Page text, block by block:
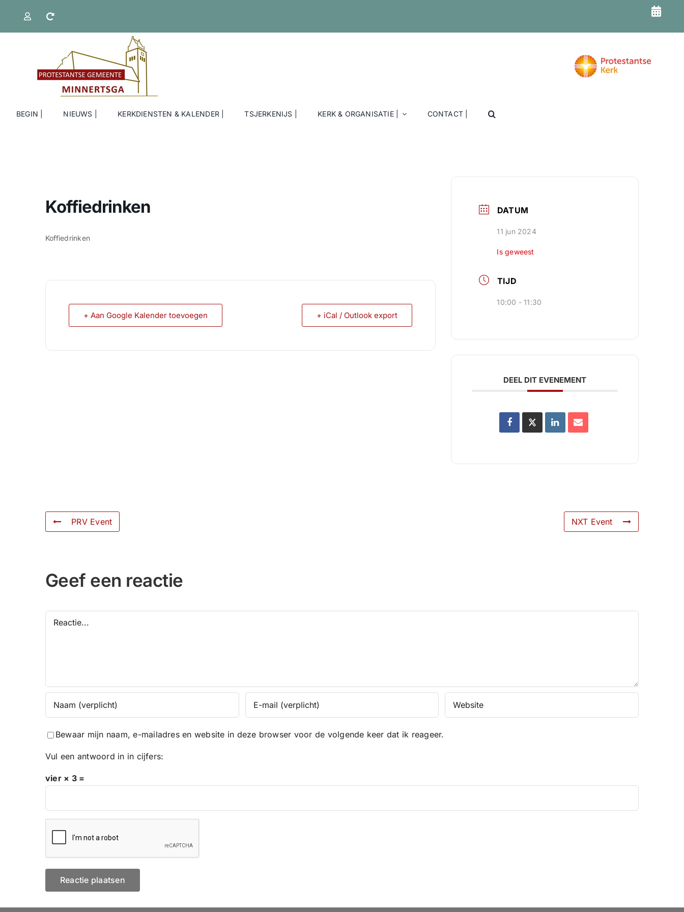
inhoud
BEGIN | NIEUWS | KERKDIENSTEN & KALENDER | TSJERKENIJS | KERK & ORGANISATIE | CONTACT |
Koffiedrinken
Koffiedrinken
+ Aan Google Kalender toevoegen + iCal / Outlook export
DATUM
11 jun 2024
Is geweest
TIJD
10:00 - 11:30
DEEL DIT EVENEMENT
PRV Event NXT Event
Geef een reactie
Bewaar mijn naam, e-mailadres en website in deze browser voor de volgende keer dat ik reageer.
Vul een antwoord in in cijfers:
vier × 3 =